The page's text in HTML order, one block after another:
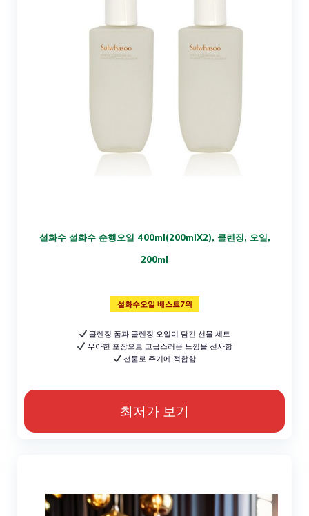
설화수 설화수 순행오일 400ml(200mlX2), 클렌징, 오일,
200ml
설화수오일 베스트7위
클렌징 폼과 클렌징 오일이 담긴 선물 세트
우아한 포장으로 고급스러운 느낌을 선사함
선물로 주기에 적합함
최저가 보기